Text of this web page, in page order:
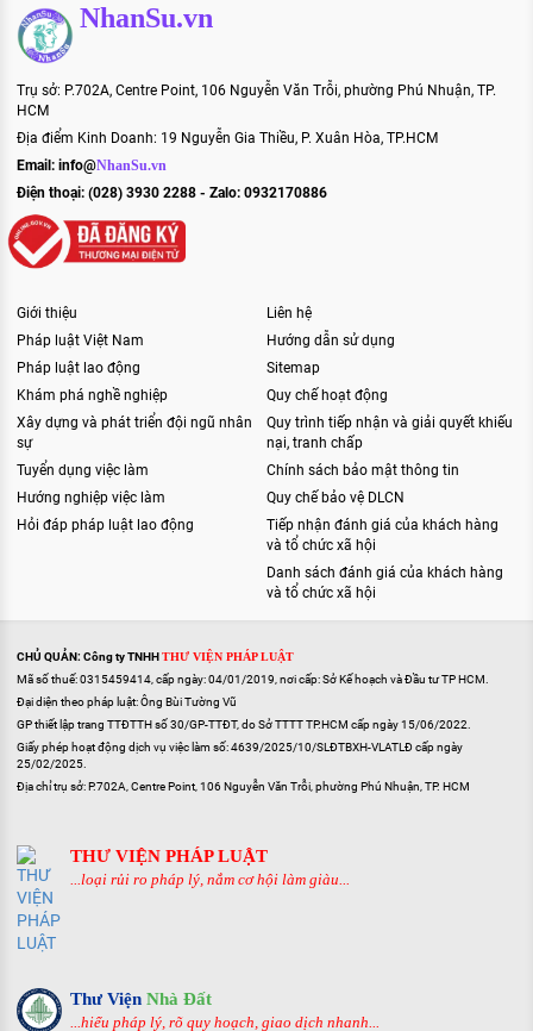
NhanSu.vn
Trụ sở: P.702A, Centre Point, 106 Nguyễn Văn Trỗi, phường Phú Nhuận, TP.
HCM
Địa điểm Kinh Doanh: 19 Nguyễn Gia Thiều, P. Xuân Hòa, TP.HCM
Email: info@NhanSu.vn
Điện thoại: (028) 3930 2288 - Zalo: 0932170886
Giới thiệu
Pháp luật Việt Nam
Pháp luật lao động
Khám phá nghề nghiệp
Xây dựng và phát triển đội ngũ nhân
sự
Tuyển dụng việc làm
Hướng nghiệp việc làm
Hỏi đáp pháp luật lao động
Liên hệ
Hướng dẫn sử dụng
Sitemap
Quy chế hoạt động
Quy trình tiếp nhận và giải quyết khiếu
nại, tranh chấp
Chính sách bảo mật thông tin
Quy chế bảo vệ DLCN
Tiếp nhận đánh giá của khách hàng
và tổ chức xã hội
Danh sách đánh giá của khách hàng
và tổ chức xã hội
CHỦ QUẢN: Công ty TNHH THƯ VIỆN PHÁP LUẬT
Mã số thuế: 0315459414, cấp ngày: 04/01/2019, nơi cấp: Sở Kế hoạch và Đầu tư TP HCM.
Đại diện theo pháp luật: Ông Bùi Tường Vũ
GP thiết lập trang TTĐTTH số 30/GP-TTĐT, do Sở TTTT TP.HCM cấp ngày 15/06/2022.
Giấy phép hoạt động dịch vụ việc làm số: 4639/2025/10/SLĐTBXH-VLATLĐ cấp ngày
25/02/2025.
Địa chỉ trụ sở: P.702A, Centre Point, 106 Nguyễn Văn Trỗi, phường Phú Nhuận, TP. HCM
THƯ VIỆN PHÁP LUẬT
...loại rủi ro pháp lý, nắm cơ hội làm giàu...
Thư Viện Nhà Đất
...hiểu pháp lý, rõ quy hoạch, giao dịch nhanh...